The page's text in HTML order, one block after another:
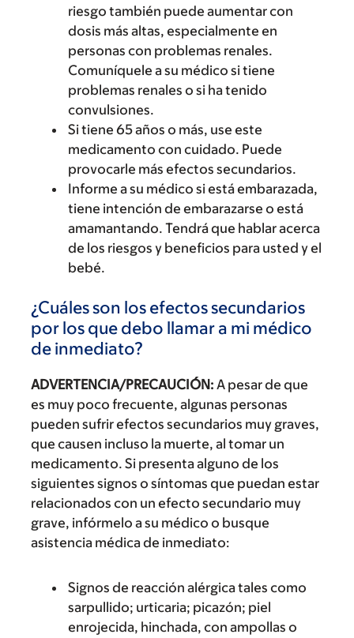
riesgo también puede aumentar con
dosis más altas, especialmente en
personas con problemas renales.
Comuníquele a su médico si tiene
problemas renales o si ha tenido
convulsiones.
Si tiene 65 años o más, use este
medicamento con cuidado. Puede
provocarle más efectos secundarios.
Informe a su médico si está embarazada,
tiene intención de embarazarse o está
amamantando. Tendrá que hablar acerca
de los riesgos y beneficios para usted y el
bebé.
¿Cuáles son los efectos secundarios
por los que debo llamar a mi médico
de inmediato?
ADVERTENCIA/PRECAUCIÓN: A pesar de que
es muy poco frecuente, algunas personas
pueden sufrir efectos secundarios muy graves,
que causen incluso la muerte, al tomar un
medicamento. Si presenta alguno de los
siguientes signos o síntomas que puedan estar
relacionados con un efecto secundario muy
grave, infórmelo a su médico o busque
asistencia médica de inmediato:
Signos de reacción alérgica tales como
sarpullido; urticaria; picazón; piel
enrojecida, hinchada, con ampollas o